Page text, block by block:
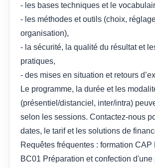
- les bases techniques et le
- les méthodes et outils (choix,
organisation),
- la sécurité, la qualité du résultat et
pratiques,
- des mises en situation et retours
Le programme, la durée et les
(présentiel/distanciel, inter/intra)
selon les sessions. Contactez-nous
dates, le tarif et les solutions de
Requêtes fréquentes : formation CAP
BC01 Préparation et confection d'une